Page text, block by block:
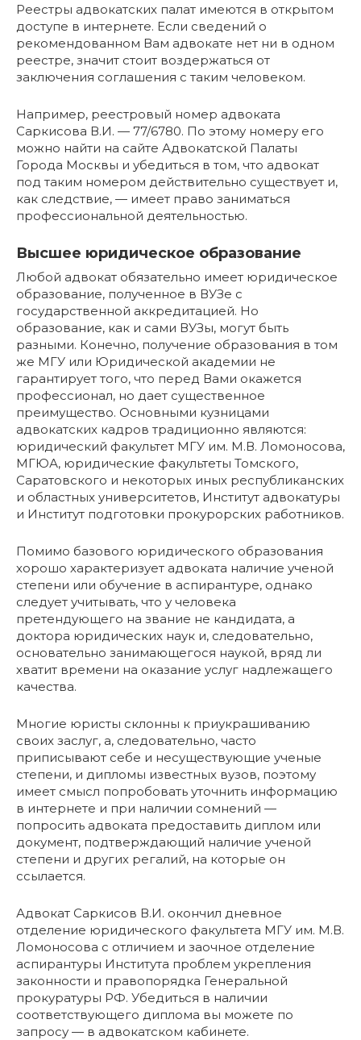
Реестры адвокатских палат имеются в открытом
доступе в интернете. Если сведений о
рекомендованном Вам адвокате нет ни в одном
реестре, значит стоит воздержаться от
заключения соглашения с таким человеком.
Например, реестровый номер адвоката
Саркисова В.И. — 77/6780. По этому номеру его
можно найти на сайте Адвокатской Палаты
Города Москвы и убедиться в том, что адвокат
под таким номером действительно существует и,
как следствие, — имеет право заниматься
профессиональной деятельностью.
Высшее юридическое образование
Любой адвокат обязательно имеет юридическое
образование, полученное в ВУЗе с
государственной аккредитацией. Но
образование, как и сами ВУЗы, могут быть
разными. Конечно, получение образования в том
же МГУ или Юридической академии не
гарантирует того, что перед Вами окажется
профессионал, но дает существенное
преимущество. Основными кузницами
адвокатских кадров традиционно являются:
юридический факультет МГУ им. М.В. Ломоносова,
МГЮА, юридические факультеты Томского,
Саратовского и некоторых иных республиканских
и областных университетов, Институт адвокатуры
и Институт подготовки прокурорских работников.
Помимо базового юридического образования
хорошо характеризует адвоката наличие ученой
степени или обучение в аспирантуре, однако
следует учитывать, что у человека
претендующего на звание не кандидата, а
доктора юридических наук и, следовательно,
основательно занимающегося наукой, вряд ли
хватит времени на оказание услуг надлежащего
качества.
Многие юристы склонны к приукрашиванию
своих заслуг, а, следовательно, часто
приписывают себе и несуществующие ученые
степени, и дипломы известных вузов, поэтому
имеет смысл попробовать уточнить информацию
в интернете и при наличии сомнений —
попросить адвоката предоставить диплом или
документ, подтверждающий наличие ученой
степени и других регалий, на которые он
ссылается.
Адвокат Саркисов В.И. окончил дневное
отделение юридического факультета МГУ им. М.В.
Ломоносова с отличием и заочное отделение
аспирантуры Института проблем укрепления
законности и правопорядка Генеральной
прокуратуры РФ. Убедиться в наличии
соответствующего диплома вы можете по
запросу — в адвокатском кабинете.